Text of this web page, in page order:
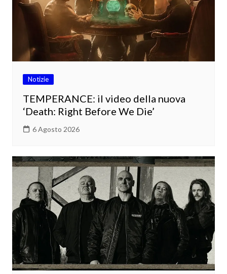
Notizie
TEMPERANCE: il video della nuova
‘Death: Right Before We Die’
6 Agosto 2026